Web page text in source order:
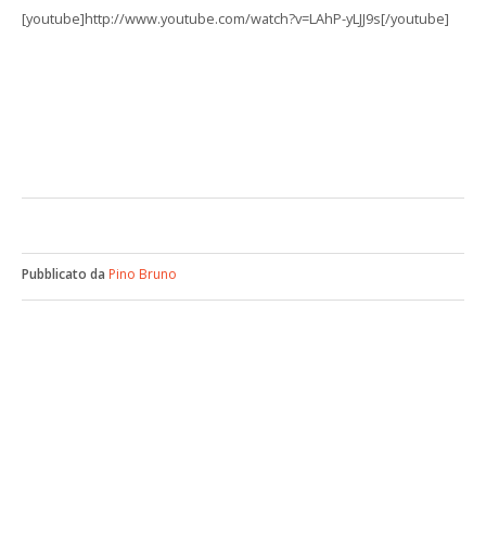
[youtube]http://www.youtube.com/watch?v=LAhP-yLJJ9s[/youtube]
Pubblicato da Pino Bruno